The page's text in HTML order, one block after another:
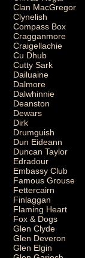
Clan MacGregor
Clynelish
Compass Box
Cragganmore
Craigellachie
Cu Dhub
Cutty Sark
Dailuaine
Dalmore
Dalwhinnie
Deanston
Dewars
Dirk
Drumguish
Dun Eideann
Duncan Taylor
Edradour
Embassy Club
Famous Grouse
Fettercairn
Finlaggan
Flaming Heart
Fox & Dogs
Glen Clyde
Glen Deveron
Glen Elgin